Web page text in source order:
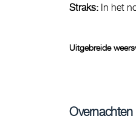
Straks: In het
Uitgebreide